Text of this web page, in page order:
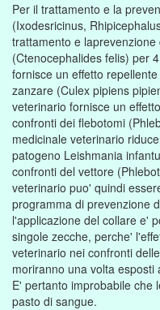
Per il trattamento e la
(Ixodesricinus,
trattamento e
(Ctenocephalides felis) per
fornisce un effetto
zanzare (Culex pipiens
veterinario fornisce un
confronti dei flebotomi
medicinale veterinario
patogeno Leishmania
confronti del vettore
veterinario puo' quindi
programma di prevenzione
l'applicazione del collare e'
singole zecche, perche'
veterinario nei confronti
moriranno una volta
E' pertanto improbabile che
pasto di sangue.